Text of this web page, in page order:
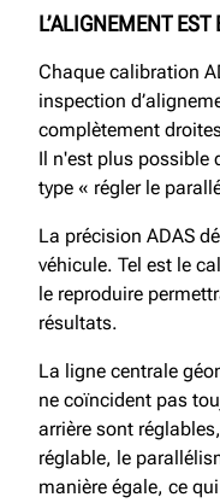
L’ALIGNEMENT EST
Chaque calibration
inspection
complètement
Il n'est plus possible
type « régler le
La précision ADAS
véhicule. Tel est le
le reproduire
résultats.
La ligne centrale
ne coïncident pas
arrière sont
réglable, le
manière égale, ce